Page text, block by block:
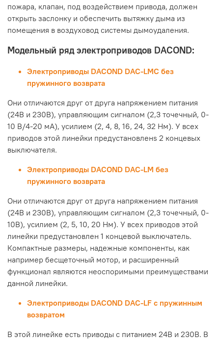
пожара, клапан, под воздействием привода, должен
открыть заслонку и обеспечить вытяжку дыма из
помещения в воздуховод системы дымоудаления.
Модельный ряд электроприводов DACOND:
Электроприводы DACOND DAC-LMC без
пружинного возврата
Они отличаются друг от друга напряжением питания
(24В и 230В), управляющим сигналом (2,3 точечный, 0-
10 В/4-20 мА), усилием (2, 4, 8, 16, 24, 32 Нм). У всех
приводов этой линейки предустановленs 2 концевых
выключателя.
Электроприводы DACOND DAC-LM без
пружинного возврата
Они отличаются друг от друга напряжением питания
(24В и 230В), управляющим сигналом (2,3 точечный, 0-
10В), усилием (2, 5, 10, 20 Нм). У всех приводов этой
линейки предустановлен 1 концевой выключатель.
Компактные размеры, надежные компоненты, как
например бесщеточный мотор, и расширенный
функционал являются неоспоримыми преимуществами
данной линейки.
Электроприводы DACOND DAC-LF с пружинным
возвратом
В этой линейке есть приводы с питанием 24В и 230В. В